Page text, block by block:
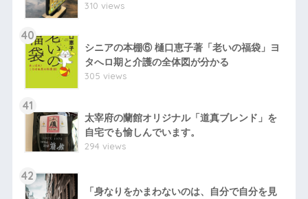
310 views
40
シニアの本棚⑥ 樋口恵子著「老いの福袋」ヨ
タへロ期と介護の全体図が分かる
305 views
41
太宰府の蘭館オリジナル「道真ブレンド」を
自宅でも愉しんでいます。
294 views
42
「身なりをかまわないのは、自分で自分を見